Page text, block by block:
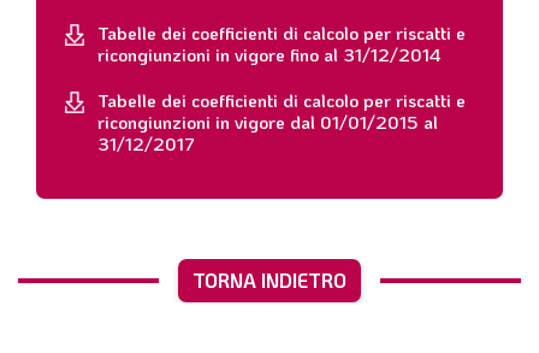
Tabelle dei coefficienti di calcolo per riscatti e
ricongiunzioni in vigore fino al 31/12/2014
Tabelle dei coefficienti di calcolo per riscatti e
ricongiunzioni in vigore dal 01/01/2015 al
31/12/2017
TORNA INDIETRO